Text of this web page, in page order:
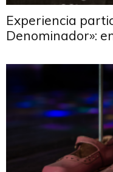
Experiencia
Denominador»: